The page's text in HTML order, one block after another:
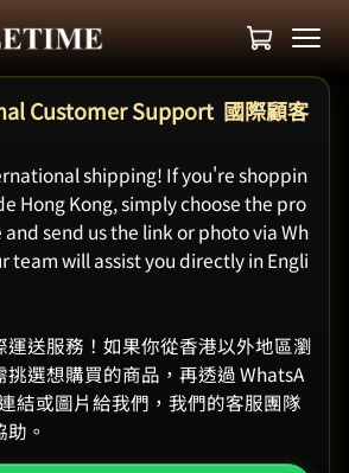
Customer Support 國際顧客
shipping! If you're shoppin
Hong Kong, simply choose the pro
send us the link or photo via Wh
team will assist you directly in Engli
運送服務！如果你從香港以外地區瀏
挑選想購買的商品，再透過 WhatsA
結或圖片給我們，我們的客服團隊
。